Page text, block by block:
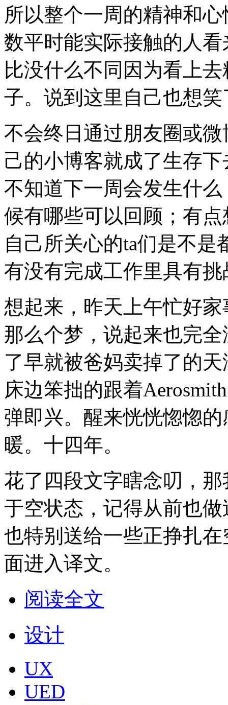
所以整个一周的精神和
数平时能实际接触的人
比没什么不同因为看上
子。说到这里自己也想笑
不会终日通过朋友圈或
己的小博客就成了生存
不知道下一周会发生什
候有哪些可以回顾；有
自己所关心的ta们是不
有没有完成工作里具有
想起来，昨天上午忙好
那么个梦，说起来也完
了早就被爸妈卖掉了的
床边笨拙的跟着
弹即兴。醒来恍恍惚惚
暖。十四年。
花了四段文字瞎念叨，
于空状态，记得从前也
也特别送给一些正挣扎
面进入译文。
阅读全文
设计
UX
UED